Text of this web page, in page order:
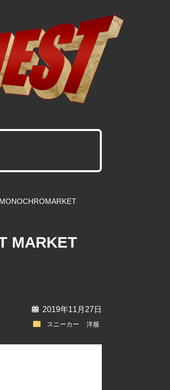
MARKET
calendar 2019年11月27日
folder スニーカー 洋服